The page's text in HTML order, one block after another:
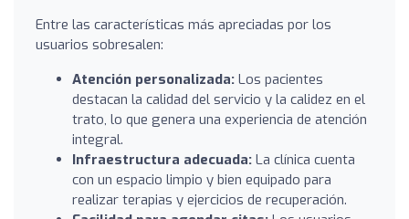
Entre las características más apreciadas por los
usuarios sobresalen:
Atención personalizada: Los pacientes
destacan la calidad del servicio y la calidez en el
trato, lo que genera una experiencia de atención
integral.
Infraestructura adecuada: La clínica cuenta
con un espacio limpio y bien equipado para
realizar terapias y ejercicios de recuperación.